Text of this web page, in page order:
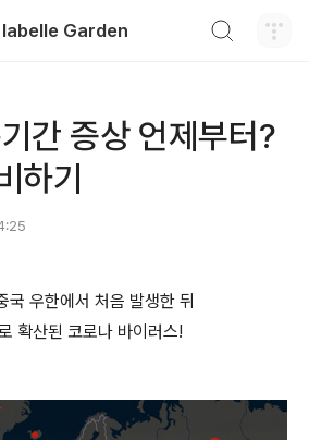
labelle Garden
간 증상 언제부터?
하기
국 우한에서 처음 발생한 뒤
확산된 코로나 바이러스!